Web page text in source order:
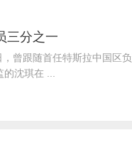
三分之一
，曾跟随首任特斯拉中国区
沈琪在 ...